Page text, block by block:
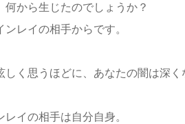
何から生じたのでしょうか？
ンレイの相手からです。
しく思うほどに、あなたの闇は深く
レイの相手は自分自身。